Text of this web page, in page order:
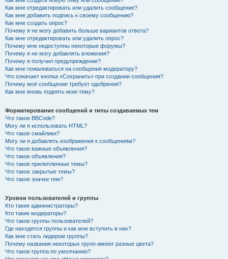
Как мне отредактировать или удалить сообщение?
Как мне добавить подпись к своему сообщению?
Как мне создать опрос?
Почему я не могу добавить больше вариантов ответа?
Как мне отредактировать или удалить опрос?
Почему мне недоступны некоторые форумы?
Почему я не могу добавлять вложения?
Почему я получил предупреждение?
Как мне пожаловаться на сообщения модератору?
Что означает кнопка «Сохранить» при создании сообщения?
Почему моё сообщение требует одобрения?
Как мне вновь поднять мою тему?
Форматирование сообщений и типы создаваемых тем
Что такое BBCode?
Могу ли я использовать HTML?
Что такое смайлики?
Могу ли я добавлять изображения к сообщениям?
Что такое важные объявления?
Что такое объявления?
Что такое прилепленные темы?
Что такое закрытые темы?
Что такое значки тем?
Уровни пользователей и группы
Кто такие администраторы?
Кто такие модераторы?
Что такое группы пользователей?
Где находятся группы и как мне вступить в них?
Как мне стать лидером группы?
Почему названия некоторых групп имеют разные цвета?
Что такое группа по умолчанию?